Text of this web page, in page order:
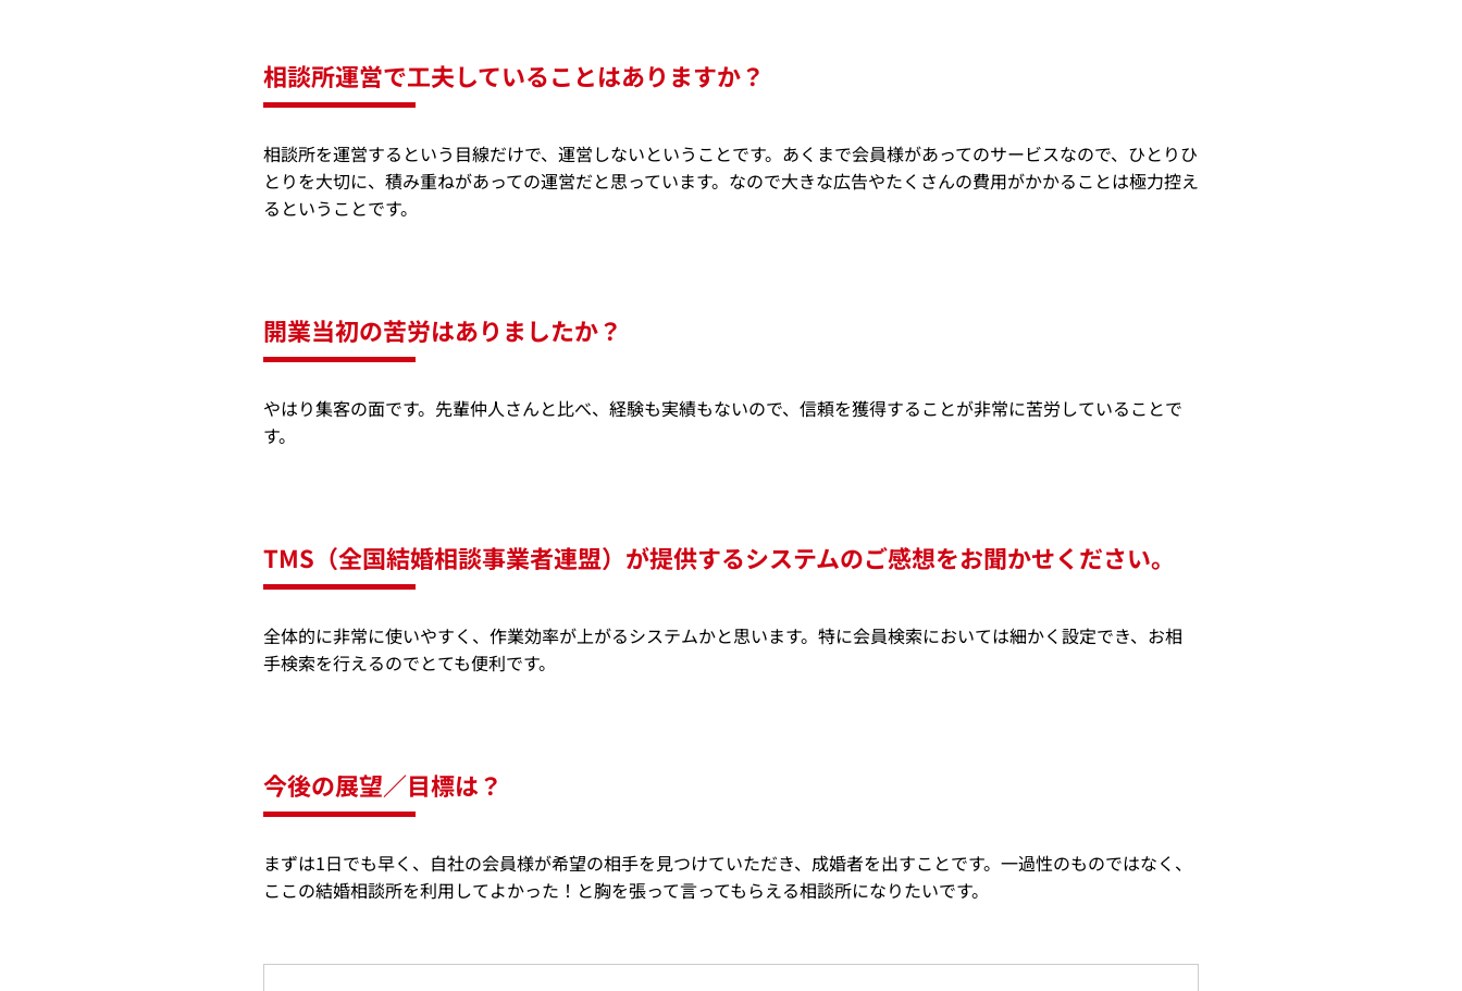
相談所運営で工夫していることはありますか？
相談所を運営するという目線だけで、運営しないということです。あくまで会員様があってのサービスなので、ひとりひ
とりを大切に、積み重ねがあっての運営だと思っています。なので大きな広告やたくさんの費用がかかることは極力控え
るということです。
開業当初の苦労はありましたか？
やはり集客の面です。先輩仲人さんと比べ、経験も実績もないので、信頼を獲得することが非常に苦労していることで
す。
TMS（全国結婚相談事業者連盟）が提供するシステムのご感想をお聞かせください。
全体的に非常に使いやすく、作業効率が上がるシステムかと思います。特に会員検索においては細かく設定でき、お相
手検索を行えるのでとても便利です。
今後の展望／目標は？
まずは1日でも早く、自社の会員様が希望の相手を見つけていただき、成婚者を出すことです。一過性のものではなく、
ここの結婚相談所を利用してよかった！と胸を張って言ってもらえる相談所になりたいです。